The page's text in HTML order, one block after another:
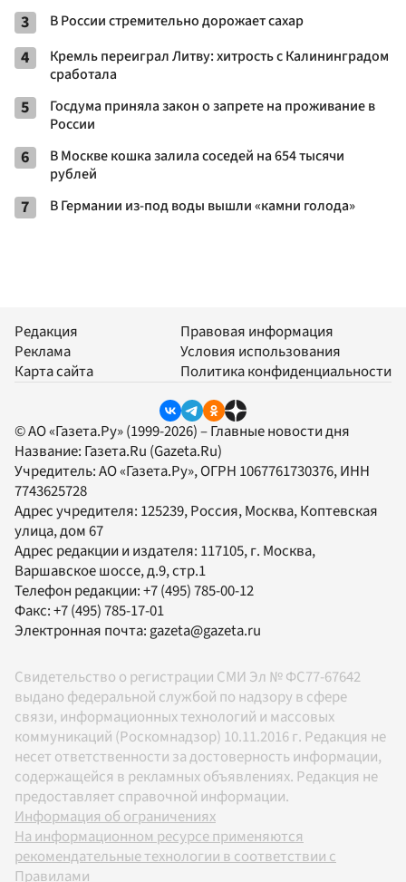
3 В России стремительно дорожает сахар
4
Кремль переиграл Литву: хитрость с Калининградом
сработала
5
Госдума приняла закон о запрете на проживание в
России
6
В Москве кошка залила соседей на 654 тысячи
рублей
7 В Германии из-под воды вышли «камни голода»
Редакция
Реклама
Карта сайта
Правовая информация
Условия использования
Политика конфиденциальности
© АО «Газета.Ру» (1999-2026) – Главные новости дня
Название: Газета.Ru (Gazeta.Ru)
Учредитель:АО «Газета.Ру», ОГРН 1067761730376, ИНН
7743625728
Адрес учредителя: 125239, Россия, Москва, Коптевская
улица, дом 67
Адрес редакции и издателя: 117105, г. Москва,
Варшавское шоссе, д.9, стр.1
Телефон редакции:+7 (495) 785-00-12
Факс:+7 (495) 785-17-01
Электронная почта:gazeta@gazeta.ru
Свидетельство о регистрации СМИ Эл № ФС77-67642
выдано федеральной службой по надзору в сфере
связи, информационных технологий и массовых
коммуникаций (Роскомнадзор) 10.11.2016 г. Редакция не
несет ответственности за достоверность информации,
содержащейся в рекламных объявлениях. Редакция не
предоставляет справочной информации.
Информация об ограничениях
На информационном ресурсе применяются
рекомендательные технологии в соответствии с
Правилами